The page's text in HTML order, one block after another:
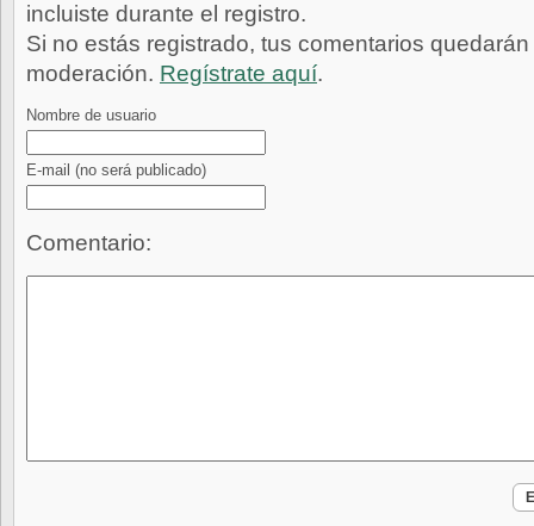
incluiste durante el registro.
Si no estás registrado, tus comentarios
moderación. Regístrate aquí.
Nombre de usuario
E-mail (no será publicado)
Comentario: